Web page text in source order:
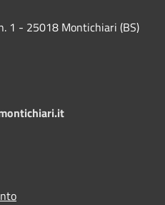
1 - 25018 Montichiari (BS)